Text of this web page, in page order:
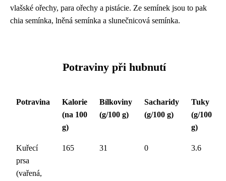
vlašské ořechy, para ořechy a pistácie. Ze semínek jsou to pak
chia semínka, lněná semínka a slunečnicová semínka.
Potraviny při hubnutí
Potravina
Kalorie
(na 100
g)
Bílkoviny
(g/100 g)
Sacharidy
(g/100 g)
Tuky
(g/100
g)
Kuřecí
prsa
(vařená,
165 31 0 3.6